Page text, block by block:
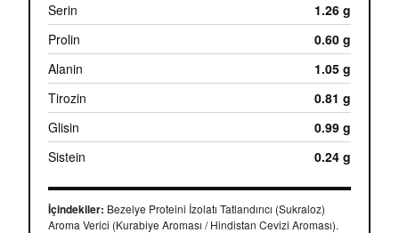
Serin
1.26 g
Prolin
0.60 g
Alanin
1.05 g
Tirozin
0.81 g
Glisin
0.99 g
Sistein
0.24 g
İçindekiler: Bezelye Proteini İzolatı Tatlandırıcı (Sukraloz)
Aroma Verici (Kurabiye Aroması / Hindistan Cevizi Aroması).